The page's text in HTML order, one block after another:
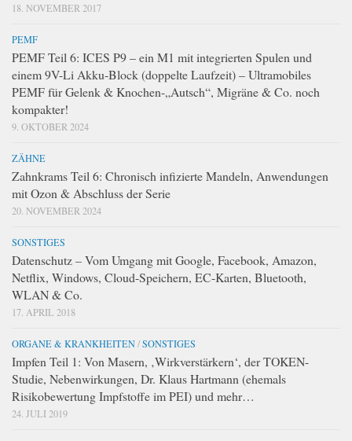
18. NOVEMBER 2017
PEMF
PEMF Teil 6: ICES P9 – ein M1 mit integrierten Spulen und
einem 9V-Li Akku-Block (doppelte Laufzeit) – Ultramobiles
PEMF für Gelenk & Knochen-„Autsch“, Migräne & Co. noch
kompakter!
9. OKTOBER 2024
ZÄHNE
Zahnkrams Teil 6: Chronisch infizierte Mandeln, Anwendungen
mit Ozon & Abschluss der Serie
20. NOVEMBER 2024
SONSTIGES
Datenschutz – Vom Umgang mit Google, Facebook, Amazon,
Netflix, Windows, Cloud-Speichern, EC-Karten, Bluetooth,
WLAN & Co.
17. APRIL 2018
ORGANE & KRANKHEITEN/SONSTIGES
Impfen Teil 1: Von Masern, ‚Wirkverstärkern‘, der TOKEN-
Studie, Nebenwirkungen, Dr. Klaus Hartmann (ehemals
Risikobewertung Impfstoffe im PEI) und mehr…
24. JULI 2019